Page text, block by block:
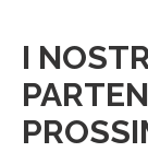
I